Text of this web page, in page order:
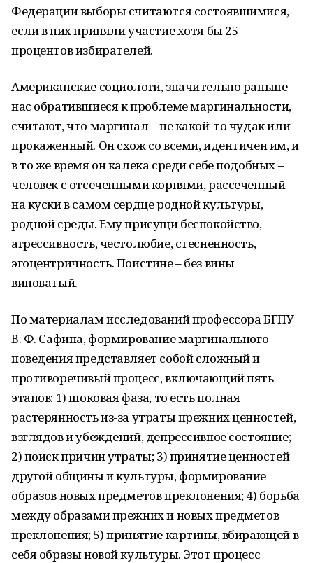
Федерации выборы считаются состоявшимися,
если в них приняли участие хотя бы 25
процентов избирателей.
Американские социологи, значительно раньше
нас обратившиеся к проблеме маргинальности,
считают, что маргинал – не какой-то чудак или
прокаженный. Он схож со всеми, идентичен им, и
в то же время он калека среди себе подобных –
человек с отсеченными корнями, рассеченный
на куски в самом сердце родной культуры,
родной среды. Ему присущи беспокойство,
агрессивность, честолюбие, стесненность,
эгоцентричность. Поистине – без вины
виноватый.
По материалам исследований профессора БГПУ
В. Ф. Сафина, формирование маргинального
поведения представляет собой сложный и
противоречивый процесс, включающий пять
этапов: 1) шоковая фаза, то есть полная
растерянность из-за утраты прежних ценностей,
взглядов и убеждений, депрессивное состояние;
2) поиск причин утраты; 3) принятие ценностей
другой общины и культуры, формирование
образов новых предметов преклонения; 4) борьба
между образами прежних и новых предметов
преклонения; 5) принятие картины, вбирающей в
себя образы новой культуры. Этот процесс